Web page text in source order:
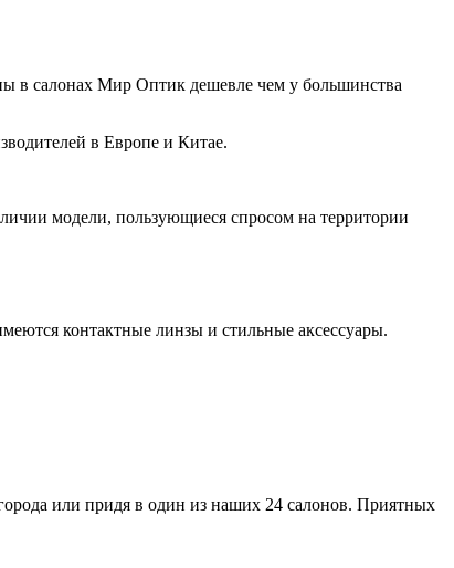
в салонах Мир Оптик дешевле чем у большинства
в Европе и Китае.
модели, пользующиеся спросом на территории
контактные линзы и стильные аксессуары.
или придя в один из наших 24 салонов. Приятных